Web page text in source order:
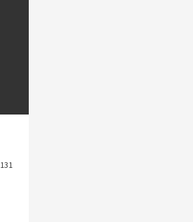
131